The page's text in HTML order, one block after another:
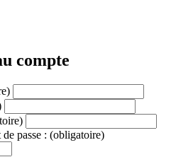
compte
passe : (obligatoire)